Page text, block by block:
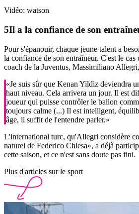
Vidéo: watson
Il a la confiance de son
Pour s'épanouir, chaque jeune talent a
la confiance de son entraîneur. C'est le
coach de la Juventus, Massimiliano
«Je suis sûr que Kenan Yildiz deviendra
haut niveau. Cela arrivera un jour. Il est
joueur qui puisse contrôler le ballon
toujours calme (...) Il est intelligent,
âge, il suffit de l'entendre parler.»
L'international turc, qu'Allegri considère
naturel de Federico Chiesa», a déjà
cette saison, et ce n'est sans doute pas fini.
Plus d'articles sur le sport